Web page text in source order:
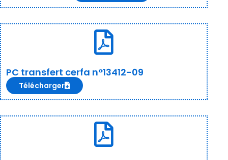
PC transfert cerfa n°13412-09
Télécharger